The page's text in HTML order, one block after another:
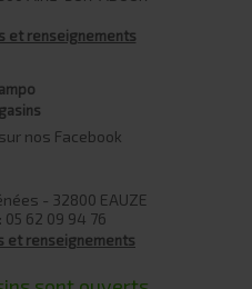
et renseignements
nos Facebook
- 32800 EAUZE
05 62 09 94 76
et renseignements